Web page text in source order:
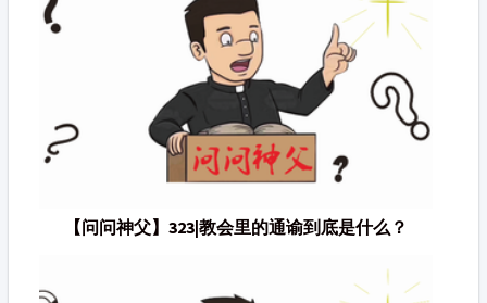
【问问神父】323|教会里的通谕到底是什么？